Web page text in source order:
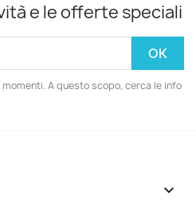
e le offerte speciali
A questo scopo, cerca le info
